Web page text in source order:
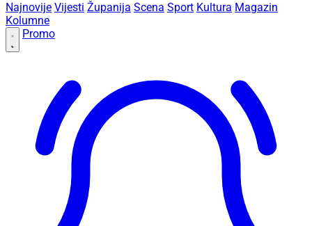
Najnovije Vijesti Županija Scena Sport Kultura Magazin
Kolumne
Promo